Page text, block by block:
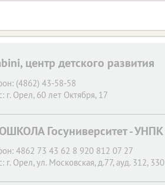
центр детского развития
(4862) 43-58-58
г. Орел, 60 лет Октября, 17
Госуниверситет - УНПК
4862 73 43 62 8 920 812 07 27
г. Орел, ул. Московская, д.77, ауд. 312, 330